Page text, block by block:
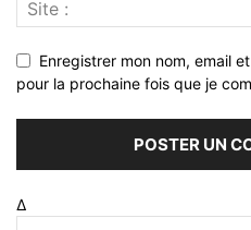
Enregistrer mon nom, email
pour la prochaine fois que je
Δ